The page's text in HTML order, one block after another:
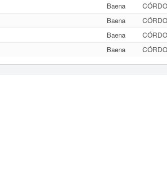
Baena
Baena
Baena
Baena